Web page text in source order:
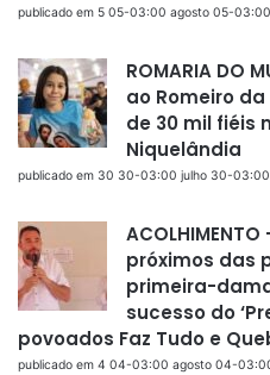
publicado em 5 05-03:00 agosto 05-
ROMARIA DO
ao Romeiro
de 30 mil fiéis
Niquelândia
publicado em 30 30-03:00 julho 30-
próximos das
primeira-
sucesso do
povoados Faz Tudo e
publicado em 4 04-03:00 agosto 04-